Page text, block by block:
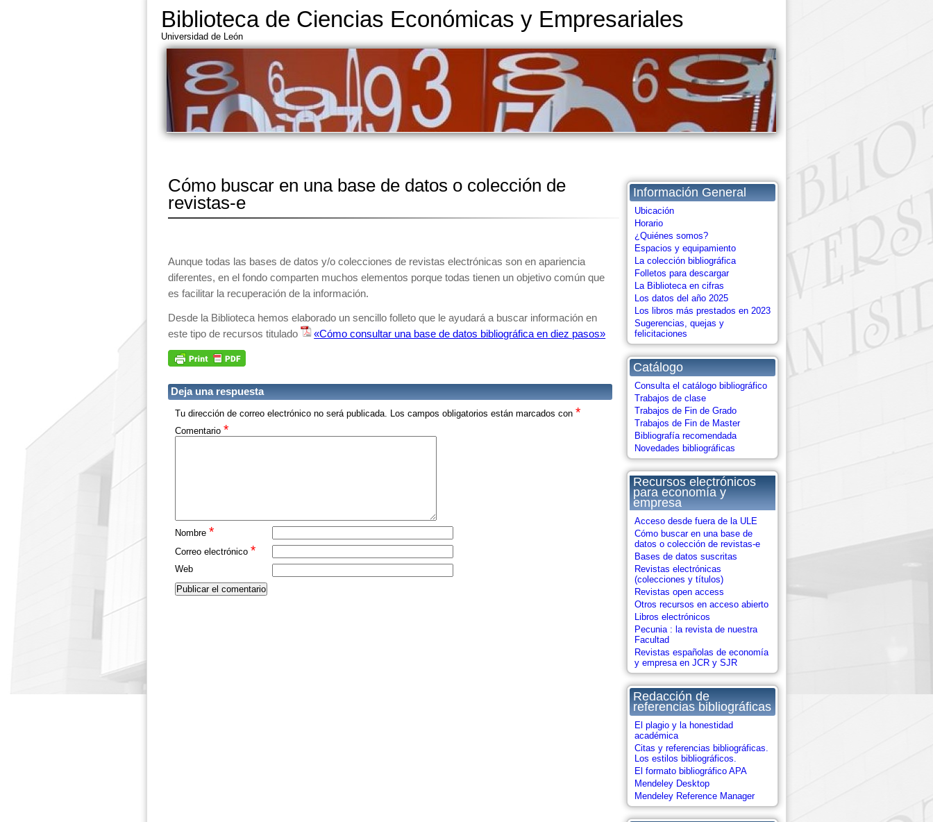
Biblioteca de Ciencias Económicas y Empresariales
Universidad de León
Información General
Ubicación
Horario
¿Quiénes somos?
Espacios y equipamiento
La colección bibliográfica
Folletos para descargar
La Biblioteca en cifras
Los datos del año 2025
Los libros más prestados en 2023
Sugerencias, quejas y
felicitaciones
Catálogo
Consulta el catálogo bibliográfico
Trabajos de clase
Trabajos de Fin de Grado
Trabajos de Fin de Master
Bibliografía recomendada
Novedades bibliográficas
Recursos electrónicos
para economía y
empresa
Acceso desde fuera de la ULE
Cómo buscar en una base de
datos o colección de revistas-e
Bases de datos suscritas
Revistas electrónicas
(colecciones y títulos)
Revistas open access
Otros recursos en acceso abierto
Libros electrónicos
Pecunia : la revista de nuestra
Facultad
Revistas españolas de economía
y empresa en JCR y SJR
Redacción de
referencias bibliográficas
El plagio y la honestidad
académica
Citas y referencias bibliográficas.
Los estilos bibliográficos.
El formato bibliográfico APA
Mendeley Desktop
Mendeley Reference Manager
Cómo buscar en una base de datos o colección de
revistas-e
Aunque todas las bases de datos y/o colecciones de revistas electrónicas son en apariencia
diferentes, en el fondo comparten muchos elementos porque todas tienen un objetivo común que
es facilitar la recuperación de la información.
Desde la Biblioteca hemos elaborado un sencillo folleto que le ayudará a buscar información en
este tipo de recursos titulado
«Cómo consultar una base de datos bibliográfica en diez pasos»
Deja una respuesta
Tu dirección de correo electrónico no será publicada. Los campos obligatorios están marcados con *
Comentario *
Nombre *
Correo electrónico *
Web